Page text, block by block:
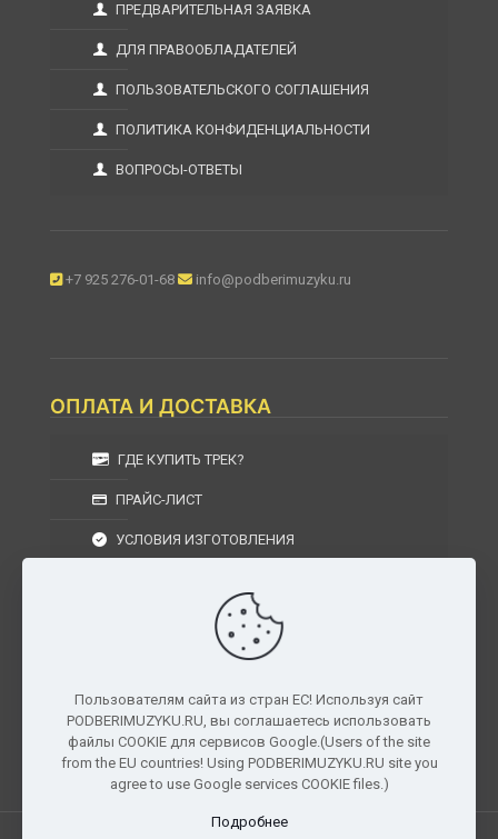
ПРЕДВАРИТЕЛЬНАЯ ЗАЯВКА
ДЛЯ ПРАВООБЛАДАТЕЛЕЙ
ПОЛЬЗОВАТЕЛЬСКОГО СОГЛАШЕНИЯ
ПОЛИТИКА КОНФИДЕНЦИАЛЬНОСТИ
ВОПРОСЫ-ОТВЕТЫ
+7 925 276-01-68 info@podberimuzyku.ru
ОПЛАТА И ДОСТАВКА
ГДЕ КУПИТЬ ТРЕК?
ПРАЙС-ЛИСТ
УСЛОВИЯ ИЗГОТОВЛЕНИЯ
УСЛОВИЯ ВОЗВРАТА
г. Москва, Московская область, Центральный
федеральный округ, РФ, Россия
Пользователям сайта из стран ЕС! Используя сайт
PODBERIMUZYKU.RU, вы соглашаетесь использовать
файлы COOKIE для сервисов Google.(Users of the site
from the EU countries! Using PODBERIMUZYKU.RU site you
agree to use Google services COOKIE files.)
Подробнее